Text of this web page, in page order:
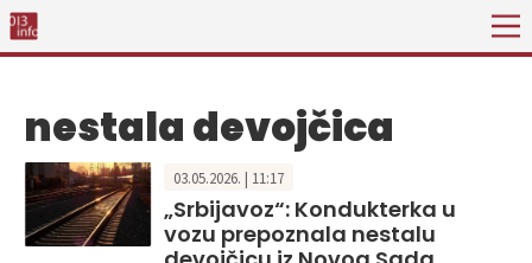
nestala devojčica
03.05.2026. | 11:17
„Srbijavoz“: Kondukterka u
vozu prepoznala nestalu